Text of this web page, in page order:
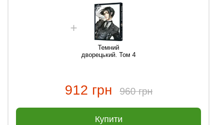
Темний
дворецький. Том 4
912 грн 960 грн
Купити